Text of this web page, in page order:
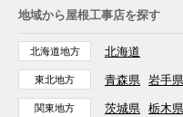
地域から屋根工事店を探す
北海道地方 北海道
東北地方 青森県 岩手県
関東地方 茨城県 栃木県